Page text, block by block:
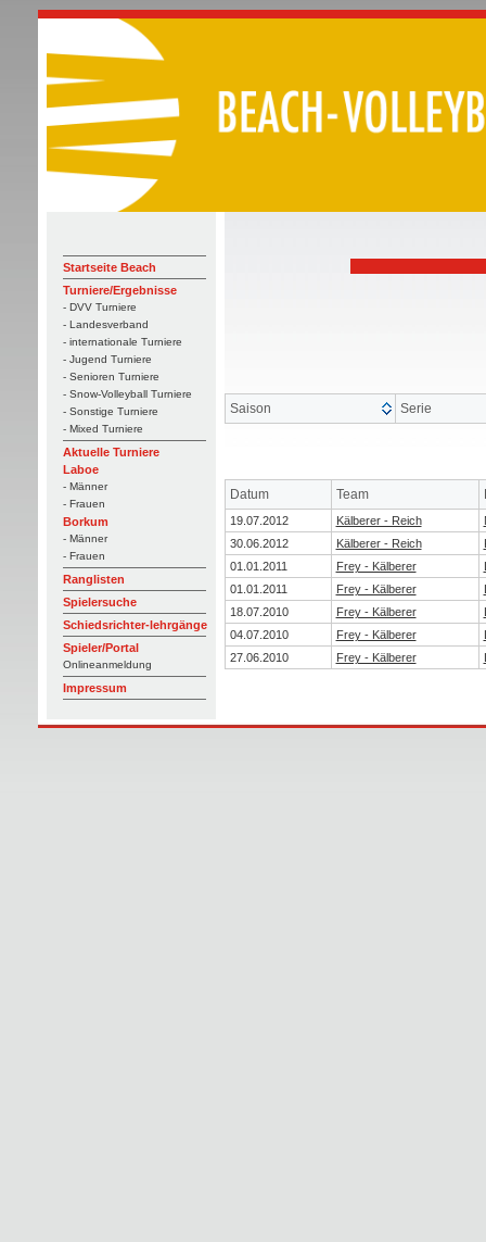
Startseite Beach
Turniere/Ergebnisse
- DVV Turniere
- Landesverband
- internationale Turniere
- Jugend Turniere
- Senioren Turniere
- Snow-Volleyball Turniere
- Sonstige Turniere
- Mixed Turniere
Aktuelle Turniere
Laboe
- Männer
- Frauen
Borkum
- Männer
- Frauen
Ranglisten
Spielersuche
Schiedsrichter-lehrgänge
Spieler/Portal
Onlineanmeldung
Impressum
Saison Serie
Datum Team
19.07.2012 Kälberer - Reich
30.06.2012
Kälberer - Reich
01.01.2011
Frey - Kälberer
01.01.2011
Frey - Kälberer
18.07.2010
Frey - Kälberer
04.07.2010
Frey - Kälberer
27.06.2010
Frey - Kälberer